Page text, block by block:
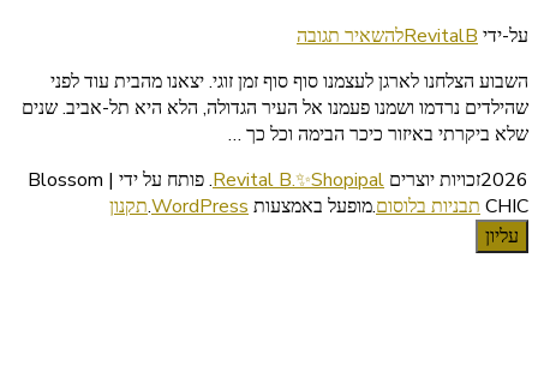
על-ידי RevitalBלהשאיר תגובהבנושא
הפעלה
–
מחזה
קומי
על
עולם
השבוע הצלחנו לארגן לעצמנו סוף סוף זמן זוגי. יצאנו מהבית עוד לפני
שהילדים נרדמו ושמנו פעמנו אל העיר הגדולה, הלא היא תל-אביב. שנים
שלא ביקרתי באיזור כיכר הבימה וכל כך …
2026זכויות יוצרים
Revital B.✨Shopipal
.
פותח על ידי | Blossom
CHIC תבניות בלוסום.מופעל באמצעות WordPress
.תקנון
עליון